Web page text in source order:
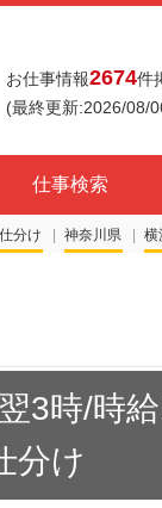
お仕事情報2674件
(最終更新:2026/08/
仕事検索
分け 神奈川県 横
翌3時/時
分け